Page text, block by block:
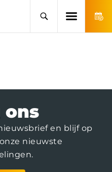
ons
en blijf op
nieuwste